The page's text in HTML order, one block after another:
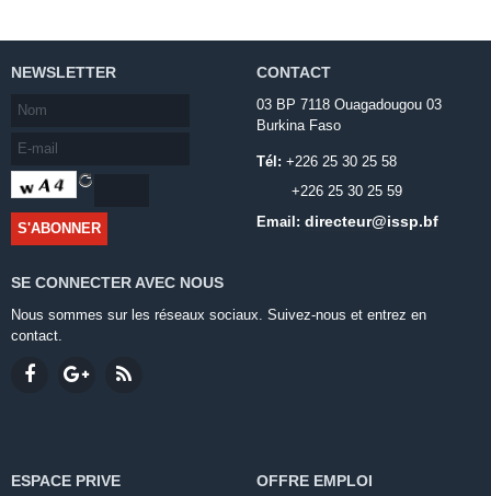
NEWSLETTER CONTACT
03 BP 7118 Ouagadougou 03
Burkina Faso
Tél: +226 25 30 25 58
+226 25 30 25 59
Email: directeur@issp.bf
SE CONNECTER AVEC NOUS
Nous sommes sur les réseaux sociaux. Suivez-nous et entrez en
contact.
ESPACE PRIVE OFFRE EMPLOI